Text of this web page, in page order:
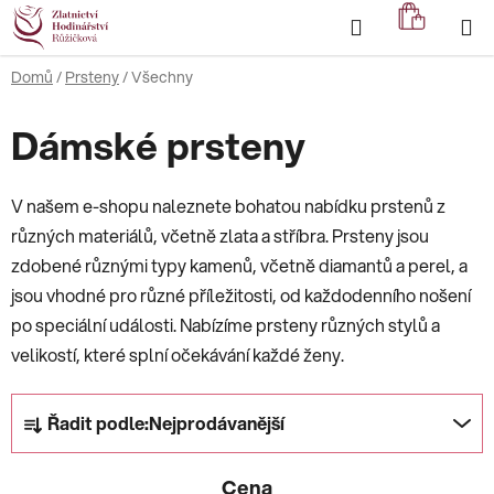
Přejít
na
obsah
Hledat
KOŠÍK
Domů / Prsteny/Všechny
Dámské prsteny
V našem e-shopu naleznete bohatou nabídku prstenů z
různých materiálů, včetně zlata a stříbra. Prsteny jsou
zdobené různými typy kamenů, včetně diamantů a perel, a
jsou vhodné pro různé příležitosti, od každodenního nošení
po speciální události. Nabízíme prsteny různých stylů a
velikostí, které splní očekávání každé ženy.
Ř
z
Řadit podle:Nejprodávanější
Cena